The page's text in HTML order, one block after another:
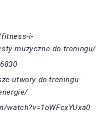
i-
muzyczne-do-treningu/
utwory-do-treningu-